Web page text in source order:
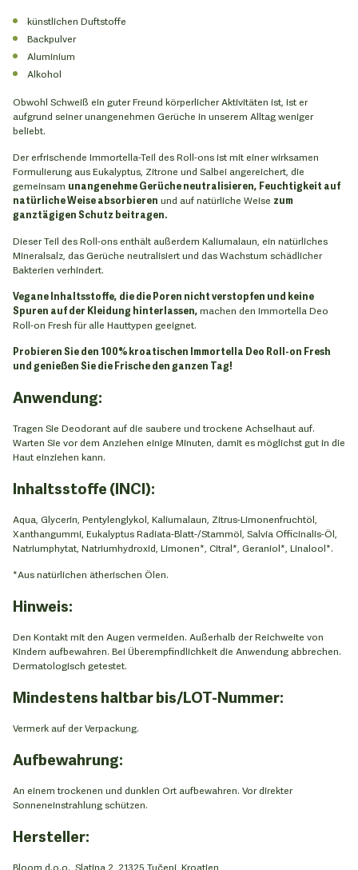
künstlichen Duftstoffe
Backpulver
Aluminium
Alkohol
Obwohl Schweiß ein guter Freund körperlicher Aktivitäten ist, ist er
aufgrund seiner unangenehmen Gerüche in unserem Alltag weniger
beliebt.
Der erfrischende Immortella-Teil des Roll-ons ist mit einer wirksamen
Formulierung aus Eukalyptus, Zitrone und Salbei angereichert, die
gemeinsam unangenehme Gerüche neutralisieren, Feuchtigkeit auf
natürliche Weise absorbieren und auf natürliche Weise zum
ganztägigen Schutz beitragen.
Dieser Teil des Roll-ons enthält außerdem Kaliumalaun, ein natürliches
Mineralsalz, das Gerüche neutralisiert und das Wachstum schädlicher
Bakterien verhindert.
Vegane Inhaltsstoffe, die die Poren nicht verstopfen und keine
Spuren auf der Kleidung hinterlassen,machen den Immortella Deo
Roll-on Fresh für alle Hauttypen geeignet.
Probieren Sie den 100% kroatischen Immortella Deo Roll-on Fresh
und genießen Sie die Frische den ganzen Tag!
Anwendung:
Tragen Sie Deodorant auf die saubere und trockene Achselhaut auf.
Warten Sie vor dem Anziehen einige Minuten, damit es möglichst gut in die
Haut einziehen kann.
Inhaltsstoffe (INCI):
Aqua, Glycerin, Pentylenglykol, Kaliumalaun, Zitrus-Limonenfruchtöl,
Xanthangummi, Eukalyptus Radiata-Blatt-/Stammöl, Salvia Officinalis-Öl,
Natriumphytat, Natriumhydroxid, Limonen*, Citral*, Geraniol*, Linalool*.
*Aus natürlichen ätherischen Ölen.
Hinweis:
Den Kontakt mit den Augen vermeiden. Außerhalb der Reichweite von
Kindern aufbewahren. Bei Überempfindlichkeit die Anwendung abbrechen.
Dermatologisch getestet.
Mindestens haltbar bis/LOT-Nummer:
Vermerk auf der Verpackung.
Aufbewahrung:
An einem trockenen und dunklen Ort aufbewahren. Vor direkter
Sonneneinstrahlung schützen.
Hersteller:
Bloom d.o.o., Slatina 2, 21325 Tučepi, Kroatien